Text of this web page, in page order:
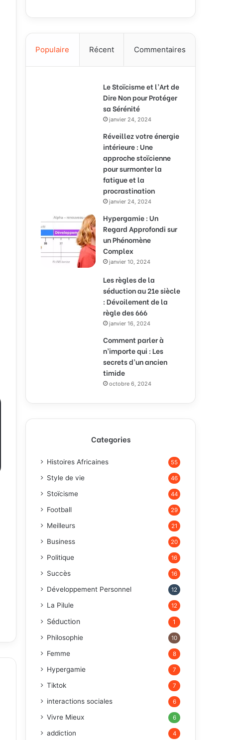
Populaire Récent Commentaires
Le Stoïcisme et l’Art de
Dire Non pour Protéger
sa Sérénité
janvier 24, 2024
Réveillez votre énergie
intérieure : Une
approche stoïcienne
pour surmonter la
fatigue et la
procrastination
janvier 24, 2024
Hypergamie : Un
Regard Approfondi sur
un Phénomène
Complex
janvier 10, 2024
Les règles de la
séduction au 21e siècle
: Dévoilement de la
règle des 666
janvier 16, 2024
Comment parler à
n’importe qui : Les
secrets d’un ancien
timide
octobre 6, 2024
Categories
Histoires Africaines 55
Style de vie 46
Stoïcisme 44
Football 29
Meilleurs 21
Business 20
Politique 16
Succès 16
Développement Personnel 12
La Pilule 12
Séduction 1
Philosophie 10
Femme 8
Hypergamie 7
Tiktok 7
interactions sociales 6
Vivre Mieux 6
addiction 4